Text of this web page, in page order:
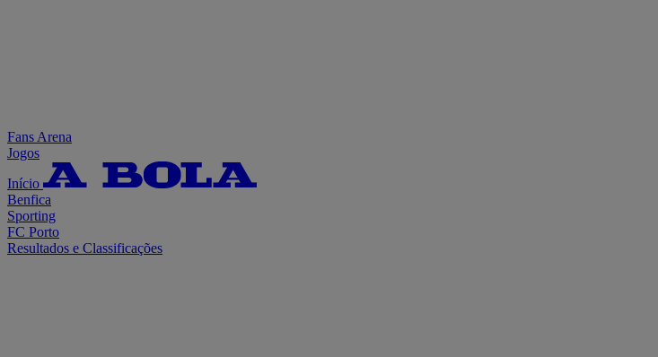
Fans Arena
Jogos
Início
Benfica
Sporting
FC Porto
Resultados e Classificações